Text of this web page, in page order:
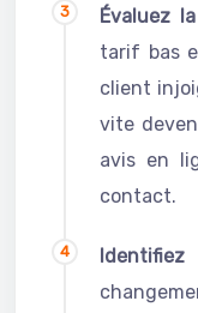
Évaluez
tarif bas
client
vite
avis en
contact.